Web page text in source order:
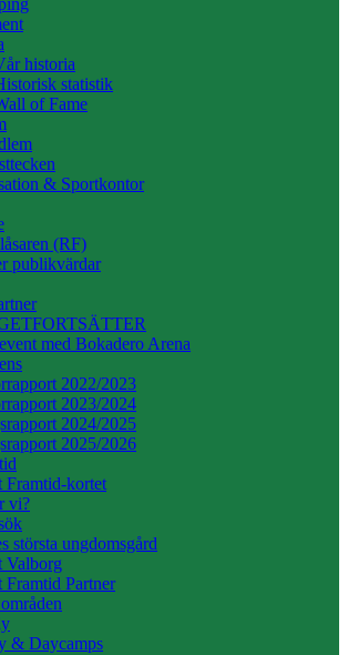
historia
statistik
of Fame
& Sportkontor
(RF)
publikvärdar
med Bokadero Arena
2022/2023
2023/2024
2024/2025
2025/2026
Framtid-kortet
vi?
största ungdomsgård
Valborg
Framtid Partner
& Daycamps